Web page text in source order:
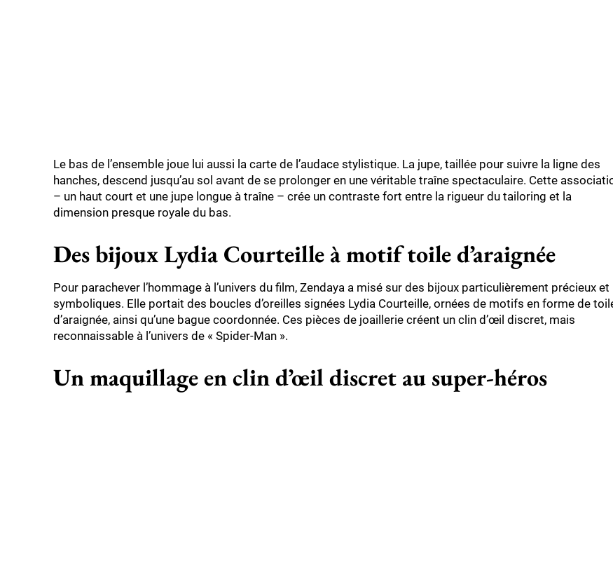
Le bas de l’ensemble joue lui aussi la carte de l’audace stylistique. La jupe, taillée pour suivre la ligne des
hanches, descend jusqu’au sol avant de se prolonger en une véritable traîne spectaculaire. Cette
– un haut court et une jupe longue à traîne – crée un contraste fort entre la rigueur du tailoring et la
dimension presque royale du bas.
Des bijoux Lydia Courteille à motif toile d’araignée
Pour parachever l’hommage à l’univers du film, Zendaya a misé sur des bijoux particulièrement précieux et
symboliques. Elle portait des boucles d’oreilles signées Lydia Courteille, ornées de motifs en forme de
d’araignée, ainsi qu’une bague coordonnée. Ces pièces de joaillerie créent un clin d’œil discret, mais
reconnaissable à l’univers de « Spider-Man ».
Un maquillage en clin d’œil discret au super-héros